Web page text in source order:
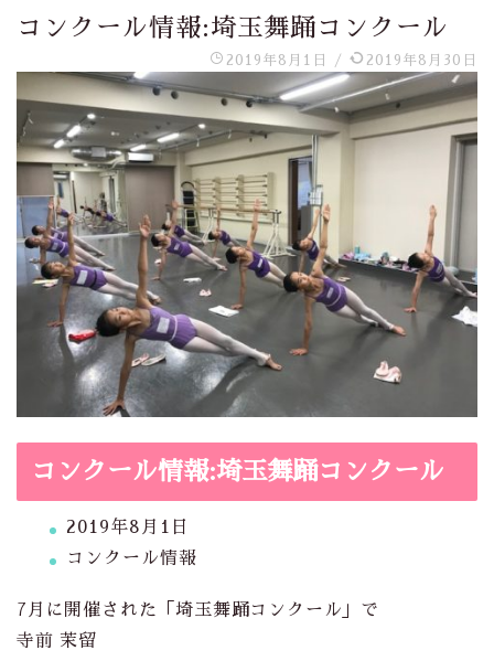
コンクール情報:埼玉舞踊コンクール
2019年8月1日 / 2019年8月30日
コンクール情報:埼玉舞踊コンクール
2019年8月1日
コンクール情報
7月に開催された「埼玉舞踊コンクール」で
寺前 茉留